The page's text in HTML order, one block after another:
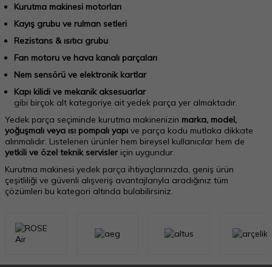
Kurutma makinesi motorları
Kayış grubu ve rulman setleri
Rezistans & ısıtıcı grubu
Fan motoru ve hava kanalı parçaları
Nem sensörü ve elektronik kartlar
Kapı kilidi ve mekanik aksesuarlar
gibi birçok alt kategoriye ait yedek parça yer almaktadır.
Yedek parça seçiminde kurutma makinenizin marka, model,
yoğuşmalı veya ısı pompalı yapı ve parça kodu mutlaka dikkate
alınmalıdır. Listelenen ürünler hem bireysel kullanıcılar hem de
yetkili ve özel teknik servisleriçin uygundur.
Kurutma makinesi yedek parça ihtiyaçlarınızda, geniş ürün
çeşitliliği ve güvenli alışveriş avantajlarıyla aradığınız tüm
çözümleri bu kategori altında bulabilirsiniz.